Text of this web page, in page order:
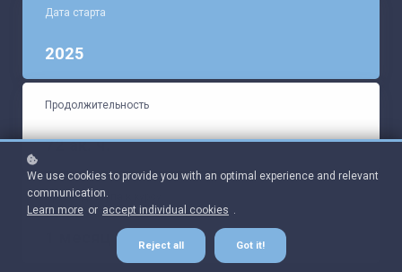
Дата старта
2025
Продолжительность
72 ак. ч.
Время доступа к курсу
We use cookies to provide you with an optimal experience and relevant
communication.
Learn more or accept individual cookies .
Reject all Got it!